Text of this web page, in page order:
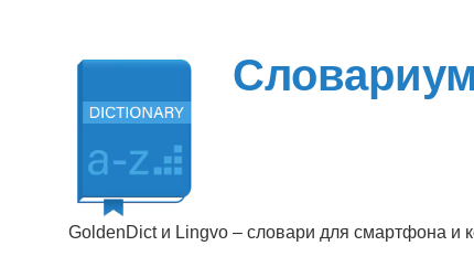
Словариум
GoldenDict и Lingvo – словари для смартфона и